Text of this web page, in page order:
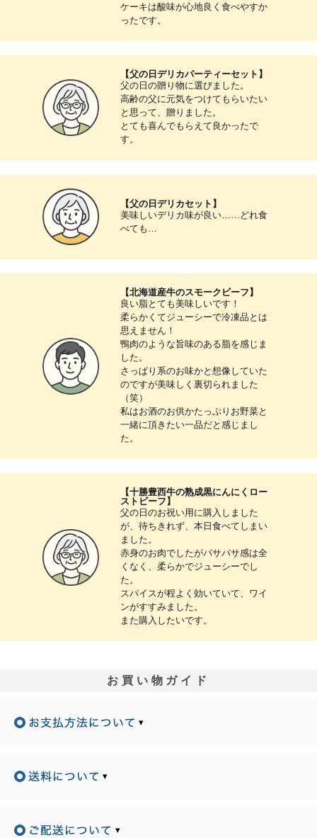
ケーキは酸味が心地良く食べやすか
ったです。
【父の日デリカパーティーセット】
父の日の贈り物に選びました。
高齢の父に元気をつけてもらいたい
と思って、贈りました。
とても喜んでもらえて良かったで
す。
【父の日デリカセット】
美味しいデリカ味が良い……どれ食
べても…
【北海道産牛のスモークビーフ】
良い脂とても美味しいです！
柔らかくてジューシーで冷凍品とは
思えません！
鴨肉のような旨味のある脂を感じま
した。
さっぱり系のお味かと想像していた
のですが美味しく裏切られました
（笑）
私はお酒のお供かたっぷりお野菜と
一緒に頂きたい一品だと感じまし
た。
【十勝豊西牛の熟成黒にんにくロー
ストビーフ】
父の日のお祝い用に購入しました
が、待ちきれず、本日食べてしまい
ました。
赤身のお肉でしたがパサパサ感は全
くなく、柔らかでジューシーでし
た。
スパイスが程よく効いていて、ワイ
ンがすすみました。
また購入したいです。
お買い物ガイド
▾
▾
▾